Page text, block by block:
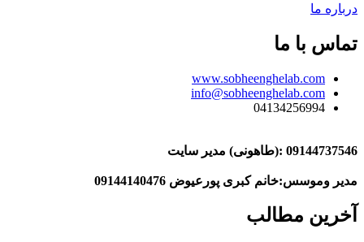
درباره ما
تماس با ما
www.sobheenghelab.com
info@sobheenghelab.com
04134256994
09144737546 :(طاهونی) مدیر سایت
مدیر وموسس:خانم کبری پورعیوض 09144140476
آخرین مطالب